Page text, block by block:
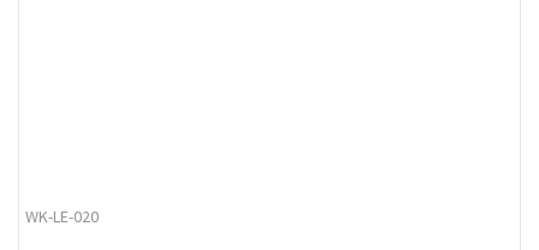
WK-LE-020